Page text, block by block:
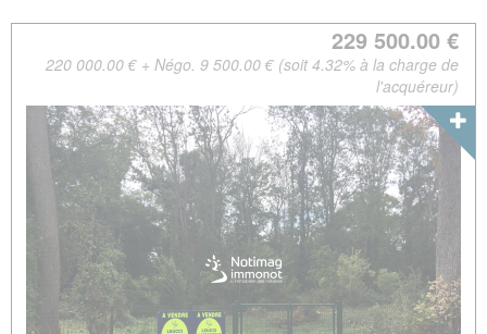
229 500.00 €
220 000.00 € + Négo. 9 500.00 € (soit 4.32% à la charge de
l'acquéreur)